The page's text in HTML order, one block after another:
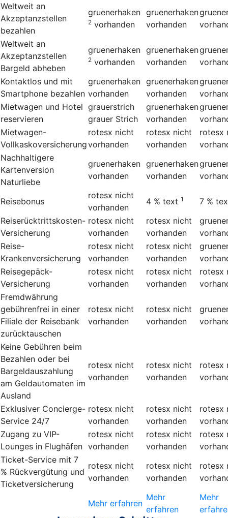
Weltweit an
Akzeptanzstellen
bezahlen
gruenerhaken
2 vorhanden
gruenerhaken
vorhanden
Weltweit an
Akzeptanzstellen
Bargeld abheben
gruenerhaken
2 vorhanden
gruenerhaken
vorhanden
Kontaktlos und mit
Smartphone bezahlen
gruenerhaken
vorhanden
gruenerhaken
vorhanden
Mietwagen und Hotel
reservieren
grauerstrich
grauer Strich
gruenerhaken
vorhanden
Mietwagen-
Vollkaskoversicherung
rotesx nicht
vorhanden
rotesx nicht
vorhanden
rotesx
Nachhaltigere
Kartenversion
Naturliebe
gruenerhaken
vorhanden
gruenerhaken
vorhanden
Reisebonus
rotesx nicht
vorhanden
4 % text 1 7 %
Reiserücktrittskosten-
Versicherung
rotesx nicht
vorhanden
rotesx nicht
vorhanden
Reise-
Krankenversicherung
rotesx nicht
vorhanden
rotesx nicht
vorhanden
Reisegepäck-
Versicherung
rotesx nicht
vorhanden
rotesx nicht
vorhanden
rotesx
Fremdwährung
gebührenfrei in einer
Filiale der Reisebank
zurücktauschen
rotesx nicht
vorhanden
rotesx nicht
vorhanden
Keine Gebühren beim
Bezahlen oder bei
Bargeldauszahlung
am Geldautomaten im
Ausland
rotesx nicht
vorhanden
rotesx nicht
vorhanden
rotesx
Exklusiver Concierge-
Service 24/7
rotesx nicht
vorhanden
rotesx nicht
vorhanden
rotesx
Zugang zu VIP-
Lounges in Flughäfen
rotesx nicht
vorhanden
rotesx nicht
vorhanden
rotesx
Ticket-Service mit 7
% Rückvergütung und
Ticketversicherung
rotesx nicht
vorhanden
rotesx nicht
vorhanden
rotesx
Mehr erfahren
Mehr
erfahren
Mehr